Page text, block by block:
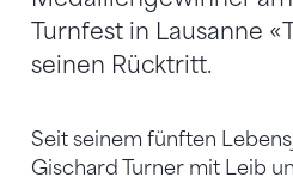
Turnfest in Lausanne
seinen Rücktritt.
Seit seinem fünften
Gischard Turner mit Leib